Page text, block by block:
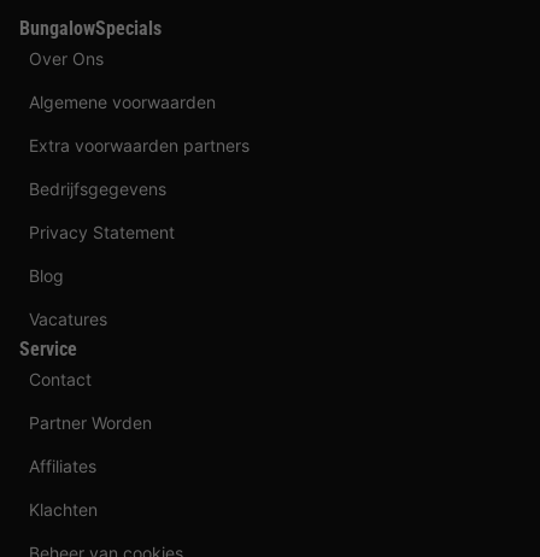
BungalowSpecials
Over Ons
Algemene voorwaarden
Extra voorwaarden partners
Bedrijfsgegevens
Privacy Statement
Blog
Vacatures
Service
Contact
Partner Worden
Affiliates
Klachten
Beheer van cookies